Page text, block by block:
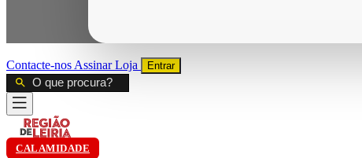
Contacte-nos AssinarLoja Entrar
CALAMIDADE